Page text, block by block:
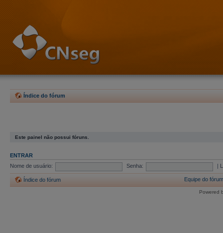
Índice do fórum
Este painel não possui fóruns.
ENTRAR
Nome de usuário:
Senha:
Índice do fórum Equipe do fórum
Powered